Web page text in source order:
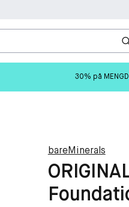
30% på
bareMinerals